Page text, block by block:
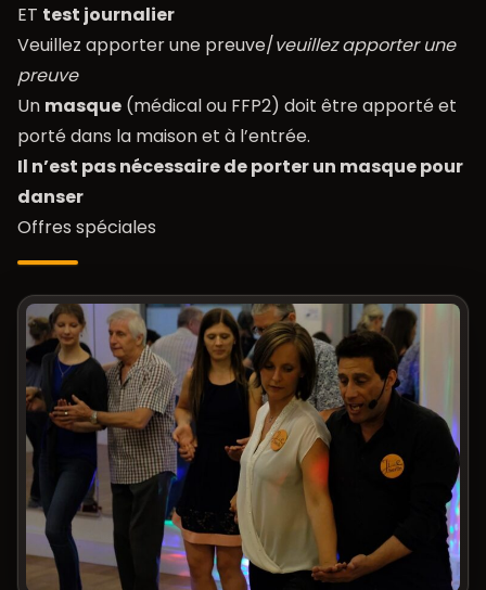
ET test journalier
Veuillez apporter une preuve/veuillez apporter une
preuve
Un masque (médical ou FFP2) doit être apporté et
porté dans la maison et à l’entrée.
Il n’est pas nécessaire de porter un masque pour
danser
Offres spéciales